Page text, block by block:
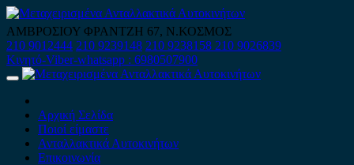
Skip
to
content
ΑΜΒΡΟΣΙΟΥ ΦΡΑΝΤΖΗ 67, Ν.ΚΟΣΜΟΣ
210 9012444 210 9239148 210 9238158 210 9026839
Κινητό-Viber-whatsapp : 6980507900
Primary
Αρχική Σελίδα
Ποιοί είμαστε
Ανταλλακτικά Αυτοκινήτων
Επικοινωνία